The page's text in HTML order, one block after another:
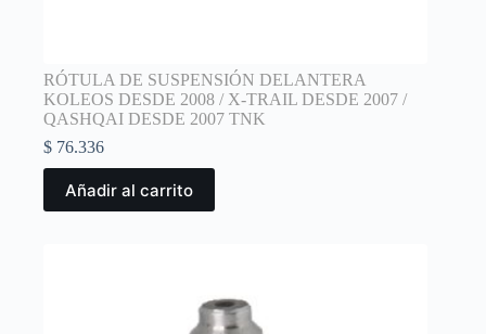
RÓTULA DE SUSPENSIÓN DELANTERA
KOLEOS DESDE 2008 / X-TRAIL DESDE 2007 /
QASHQAI DESDE 2007 TNK
$ 76.336
Añadir al carrito